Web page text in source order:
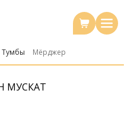
Тумбы Мёрджер
МУСКАТ